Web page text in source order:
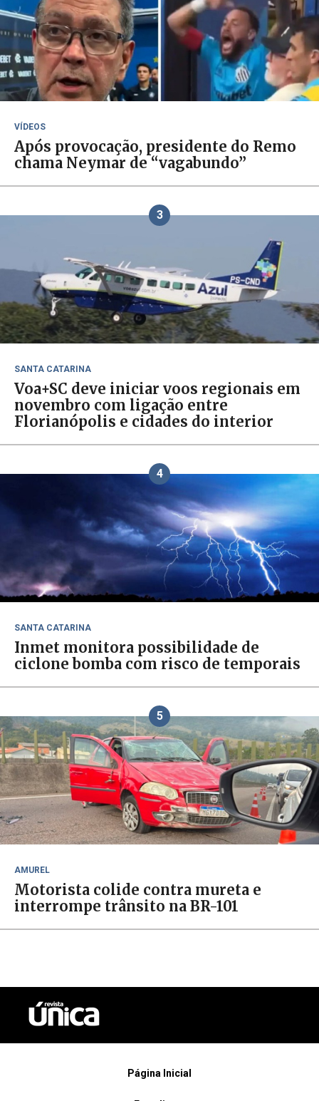
VÍDEOS
Após provocação, presidente do Remo
chama Neymar de “vagabundo”
3
SANTA CATARINA
Voa+SC deve iniciar voos regionais em
novembro com ligação entre
Florianópolis e cidades do interior
4
SANTA CATARINA
Inmet monitora possibilidade de
ciclone bomba com risco de temporais
5
AMUREL
Motorista colide contra mureta e
interrompe trânsito na BR-101
Página Inicial